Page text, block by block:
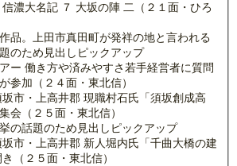
信濃大名記 ７ 大坂の陣 二（２１面・ひろ
品。上田市真田町が発祥の地と言われる
のため見出しピックアップ
ー 働き方や済みやすさ若手経営者に質問
参加（２４面・東北信）
坂市・上高井郡 現職村石氏「須坂創成高
会（２５面・東北信）
の話題のため見出しピックアップ
坂市・上高井郡 新人堀内氏「千曲大橋の建
（２５面・東北信）